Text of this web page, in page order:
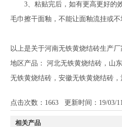
3、粘贴完后，如有更高更好的效
毛巾擦干面釉，不能让面釉流挂或
以上是关于河南无铁黄烧结砖生产
地区产品： 河北无铁黄烧结砖 ， 山
无铁黄烧结砖 ， 安徽无铁黄烧结砖 ，
点击次数： 1663 更新时间：19/03/
相关产品